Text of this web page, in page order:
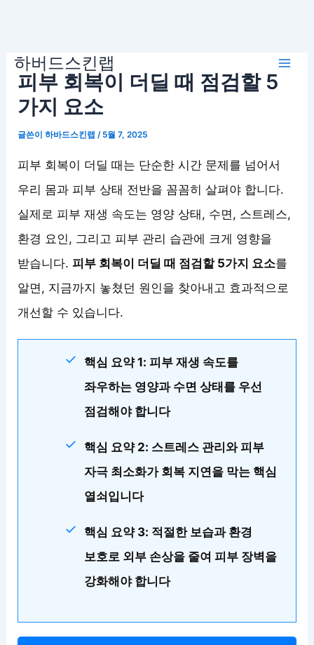
하버드스킨랩
피부 회복이 더딜 때 점검할 5
가지 요소
글쓴이하바드스킨랩/ 5월 7, 2025
피부 회복이 더딜 때는 단순한 시간 문제를 넘어서
우리 몸과 피부 상태 전반을 꼼꼼히 살펴야 합니다.
실제로 피부 재생 속도는 영양 상태, 수면, 스트레스,
환경 요인, 그리고 피부 관리 습관에 크게 영향을
받습니다. 피부 회복이 더딜 때 점검할 5가지 요소를
알면, 지금까지 놓쳤던 원인을 찾아내고 효과적으로
개선할 수 있습니다.
핵심 요약 1: 피부 재생 속도를
좌우하는 영양과 수면 상태를 우선
점검해야 합니다
핵심 요약 2: 스트레스 관리와 피부
자극 최소화가 회복 지연을 막는 핵심
열쇠입니다
핵심 요약 3: 적절한 보습과 환경
보호로 외부 손상을 줄여 피부 장벽을
강화해야 합니다